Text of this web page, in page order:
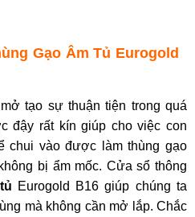
Gạo Âm Tủ Eurogold
tạo sự thuận tiện trong quá
đậy rất kín giúp cho việc con
chui vào được làm thùng gạo
bị ẩm mốc. Cửa sổ thông
Eurogold B16 giúp chúng ta
mà không cần mở lắp. Chắc